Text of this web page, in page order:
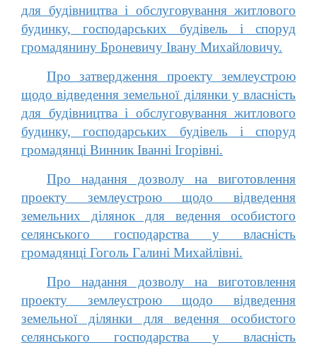
для будівництва і обслуговування житлового
будинку, господарських будівель і споруд
громадянину Броневичу Івану Михайловичу.
Про затвердження проекту землеустрою
щодо відведення земельної ділянки у власність
для будівництва і обслуговування житлового
будинку, господарських будівель і споруд
громадянці Винник Іванні Ігорівні.
Про надання дозволу на виготовлення
проекту землеустрою щодо відведення
земельних ділянок для ведення особистого
селянського господарства у власність
громадянці Гоголь Галині Михайлівні.
Про надання дозволу на виготовлення
проекту землеустрою щодо відведення
земельної ділянки для ведення особистого
селянського господарства у власність